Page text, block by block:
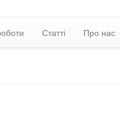
Статті Про нас